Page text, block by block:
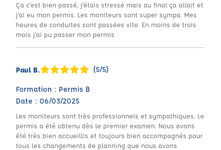
Ça c’est bien passé, j’étais stressé mais au final ça allait et
j’ai eu mon permis. Les moniteurs sont super sympa. Mes
heures de conduites sont passées vite. En moins de trois
mois j’ai pu passer mon permis
Paul B. (5/5)
Formation : Permis B
Date : 06/03/2025
Les moniteurs sont très professionnels et sympathiques. Le
permis a été obtenu dès le premier examen. Nous avons
été très bien accueillis et toujours bien accompagnés pour
tous les changements de planning que nous avons